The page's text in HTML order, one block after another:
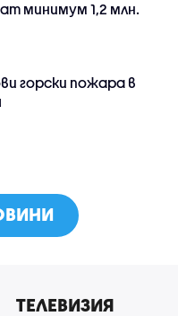
минимум 1,2 млн.
горски пожара в
ТЕЛЕВИЗИЯ